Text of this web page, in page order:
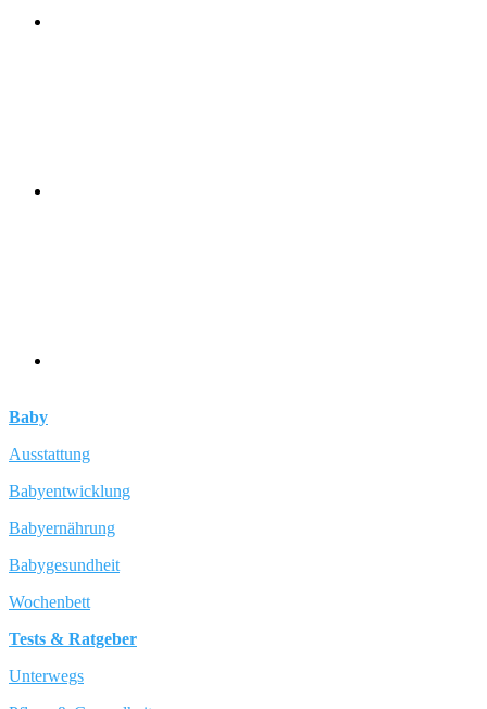
Baby
Ausstattung
Babyentwicklung
Babyernährung
Babygesundheit
Wochenbett
Tests & Ratgeber
Unterwegs